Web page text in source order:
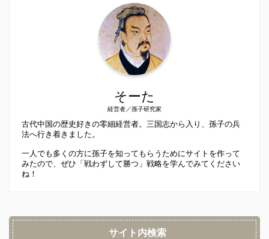
そーた
経営者／孫子研究家
古代中国の歴史好きの零細経営者。三国志から入り、孫子の兵
法へ行き着きました。
一人でも多くの方に孫子を知ってもらうためにサイトを作って
みたので、ぜひ「戦わずして勝つ」戦略を学んでみてください
ね！
サイト内検索